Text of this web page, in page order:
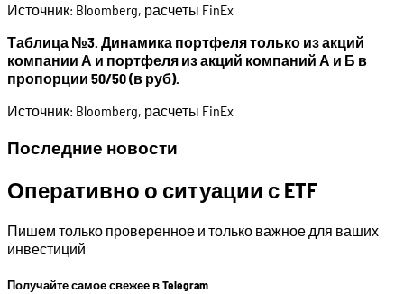
Источник: Bloomberg, расчеты FinEx
Таблица №3. Динамика портфеля только из акций
компании А и портфеля из акций компаний А и Б в
пропорции 50/50 (в руб).
Источник: Bloomberg, расчеты FinEx
Последние новости
Оперативно о ситуации с ETF
Пишем только проверенное и только важное для ваших
инвестиций
Получайте самое свежее в Telegram